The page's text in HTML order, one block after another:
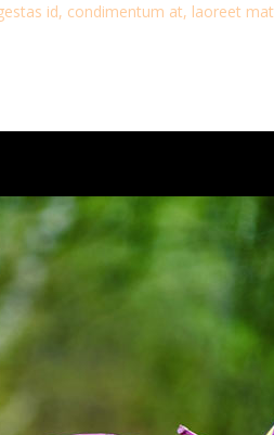
id, condimentum at, laoreet